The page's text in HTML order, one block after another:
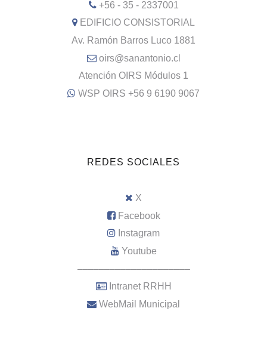
+56 - 35 - 2337001
EDIFICIO CONSISTORIAL
Av. Ramón Barros Luco 1881
oirs@sanantonio.cl
Atención OIRS Módulos 1
WSP OIRS +56 9 6190 9067
REDES SOCIALES
X
Facebook
Instagram
Youtube
–––––––––––––––––––––
Intranet RRHH
WebMail Municipal